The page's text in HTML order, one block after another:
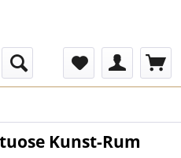
Kunst-Rum